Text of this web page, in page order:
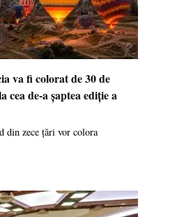
va fi colorat de 30 de
cea de-a șaptea ediție a
din zece țări vor colora